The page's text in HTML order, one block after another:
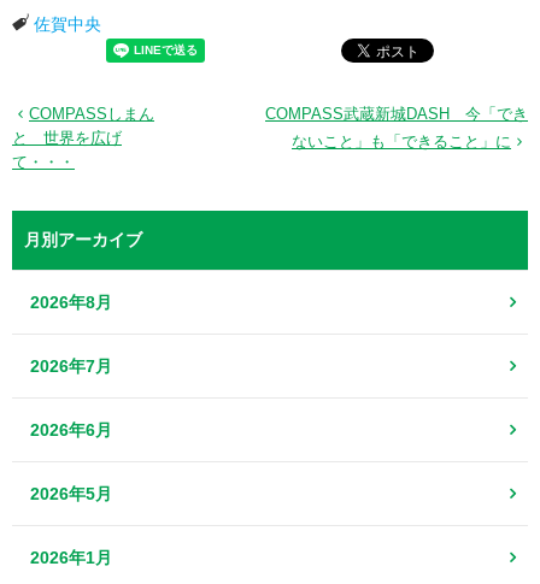
佐賀中央
COMPASSしまん
と 世界を広げ
て・・・
COMPASS武蔵新城DASH 今「でき
ないこと」も「できること」に
月別アーカイブ
2026年8月
2026年7月
2026年6月
2026年5月
2026年1月